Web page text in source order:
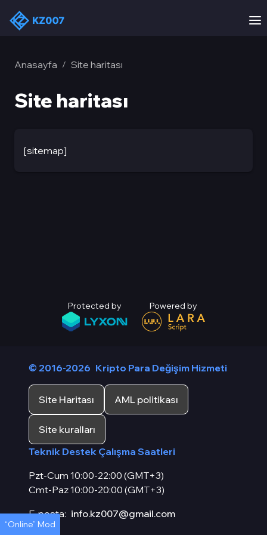
Anasayfa / Site haritası
Site haritası
[sitemap]
Protected by Powered by
© 2016-2026 Kripto Para Değişim Hizmeti
Site Haritası AML politikası
Site kuralları
Teknik Destek Çalışma Saatleri
Pzt-Cum 10:00-22:00 (GMT+3)
Cmt-Paz 10:00-20:00 (GMT+3)
E-posta: info.kz007@gmail.com
“Online” Mod